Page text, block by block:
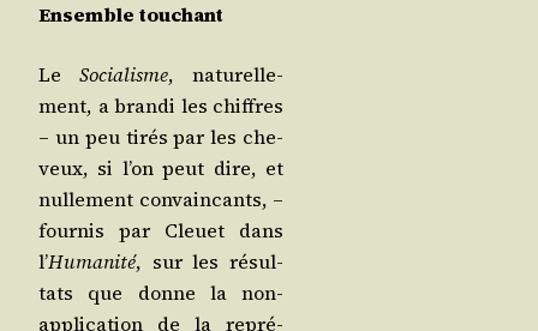
Ensemble tou­chant
Le Socia­lisme, natu­rel­le­
ment, a bran­di les chiffres
– un peu tirés par les che­
veux, si l’on peut dire, et
nul­le­ment convain­cants, –
four­nis par Cleuet dans
l’Huma­ni­té, sur les résul­
tats que donne la non-
appli­ca­tion de la repré­